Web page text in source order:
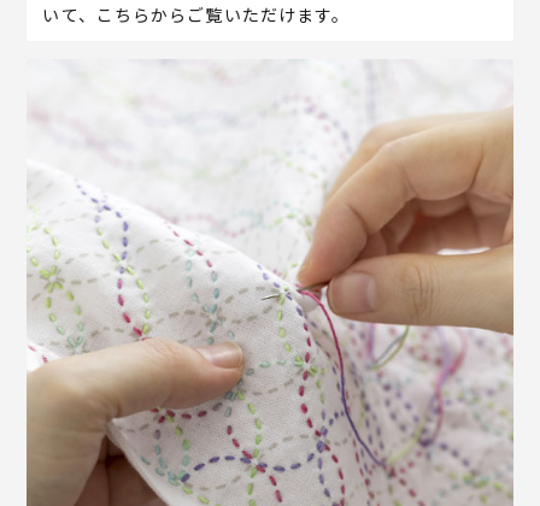
いて、こちらからご覧いただけます。